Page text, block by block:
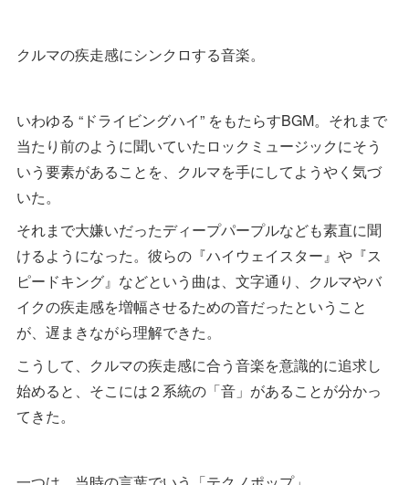
クルマの疾走感にシンクロする音楽。
いわゆる “ドライビングハイ” をもたらすBGM。それまで
当たり前のように聞いていたロックミュージックにそう
いう要素があることを、クルマを手にしてようやく気づ
いた。
それまで大嫌いだったディープパープルなども素直に聞
けるようになった。彼らの『ハイウェイスター』や『ス
ピードキング』などという曲は、文字通り、クルマやバ
イクの疾走感を増幅させるための音だったということ
が、遅まきながら理解できた。
こうして、クルマの疾走感に合う音楽を意識的に追求し
始めると、そこには２系統の「音」があることが分かっ
てきた。